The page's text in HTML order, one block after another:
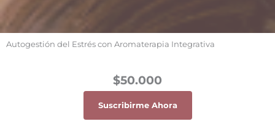
Autogestión del Estrés con Aromaterapia Integrativa
$50.000
Suscribirme Ahora